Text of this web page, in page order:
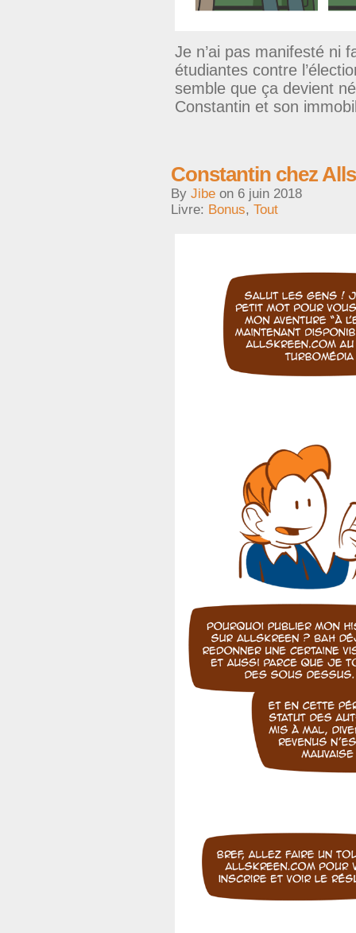
Je n’ai pas manifesté ni
étudiantes contre
semble que ça devient
Constantin et son
Constantin chez
By Jibe on 6 juin 2018
Livre: Bonus, Tout